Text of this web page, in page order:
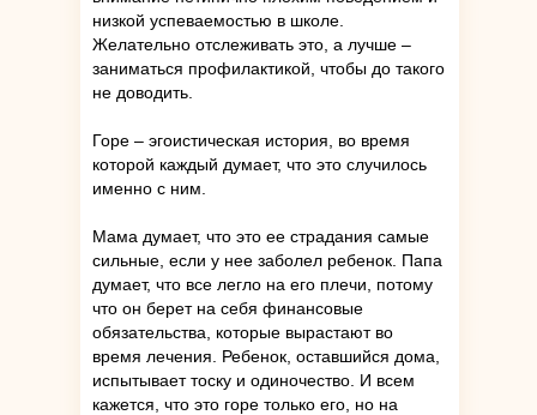
низкой успеваемостью в школе.
Желательно отслеживать это, а лучше –
заниматься профилактикой, чтобы до такого
не доводить.
Горе – эгоистическая история, во время
которой каждый думает, что это случилось
именно с ним.
Мама думает, что это ее страдания самые
сильные, если у нее заболел ребенок. Папа
думает, что все легло на его плечи, потому
что он берет на себя финансовые
обязательства, которые вырастают во
время лечения. Ребенок, оставшийся дома,
испытывает тоску и одиночество. И всем
кажется, что это горе только его, но на